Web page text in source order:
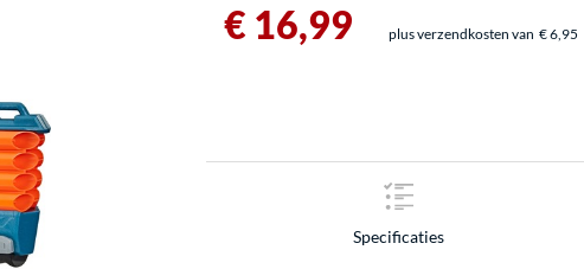
€ 16,99 plus verzendkosten van € 6,95
Specificaties